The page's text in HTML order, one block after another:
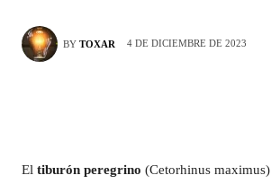
BY TOXAR 4 DE DICIEMBRE DE 2023
El tiburón peregrino (Cetorhinus